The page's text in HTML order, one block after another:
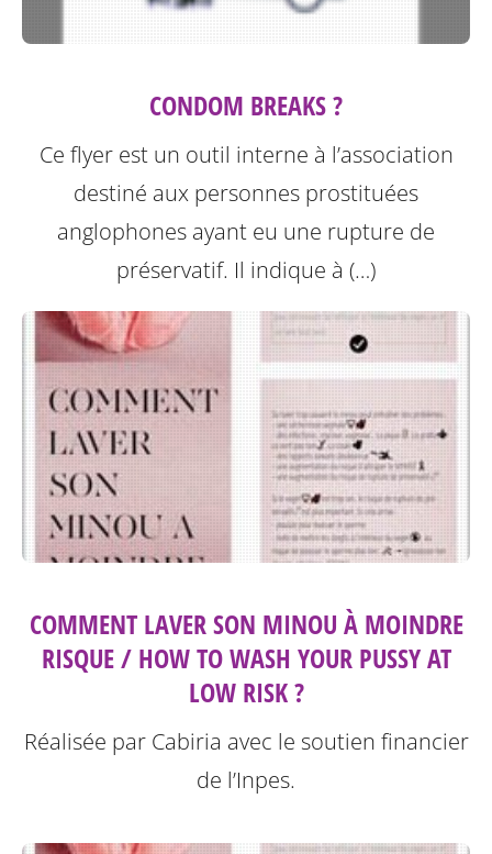
CONDOM BREAKS ?
Ce flyer est un outil interne à l’association
destiné aux personnes prostituées
anglophones ayant eu une rupture de
préservatif. Il indique à (…)
COMMENT LAVER SON MINOU À MOINDRE
RISQUE / HOW TO WASH YOUR PUSSY AT
LOW RISK ?
Réalisée par Cabiria avec le soutien financier
de l’Inpes.